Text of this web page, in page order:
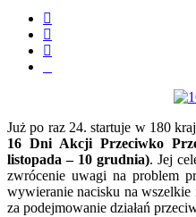
Już po raz 24. startuje w 180
16 Dni Akcji Przeciwko
listopada – 10 grudnia). Jej
zwrócenie uwagi na problem
wywieranie nacisku na wszelkie
za podejmowanie działań